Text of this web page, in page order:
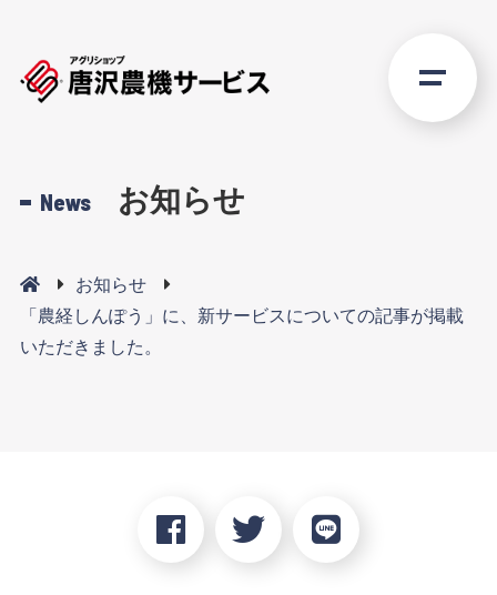
News お知らせ
お知らせ
「農経しんぽう」に、新サービスについての記事が掲載
いただきました。